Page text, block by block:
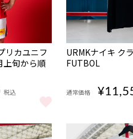
リカユニフ
上旬から順
税込
NEW
URMKナイキ ク
FUTBOL
通常価格
URMKナイキ ク